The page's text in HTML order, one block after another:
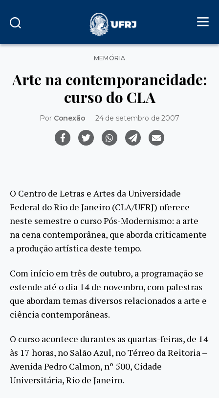
Categorias
MEMÓRIA
Arte na contemporaneidade:
curso do CLA
Por Conexão 24 de setembro de 2007
O Centro de Letras e Artes da Universidade
Federal do Rio de Janeiro (CLA/UFRJ) oferece
neste semestre o curso Pós-Modernismo: a arte
na cena contemporânea, que aborda criticamente
a produção artística deste tempo.
Com início em três de outubro, a programação se
estende até o dia 14 de novembro, com palestras
que abordam temas diversos relacionados a arte e
ciência contemporâneas.
O curso acontece durantes as quartas-feiras, de 14
às 17 horas, no Salão Azul, no Térreo da Reitoria –
Avenida Pedro Calmon, nº 500, Cidade
Universitária, Rio de Janeiro.